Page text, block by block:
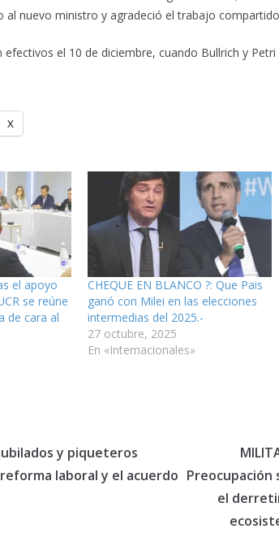
al nuevo ministro y agradeció el trabajo
efectivos el 10 de diciembre, cuando Bullrich y
X
el apoyo
se reúne
de cara al
CHEQUE EN BLANCO ?: Que Pais
ganó con Milei en las elecciones
intermedias del 2025.-
27 octubre, 2025
En «Internacionales»
jubilados y piqueteros
laboral y el acuerdo Preocupación
el